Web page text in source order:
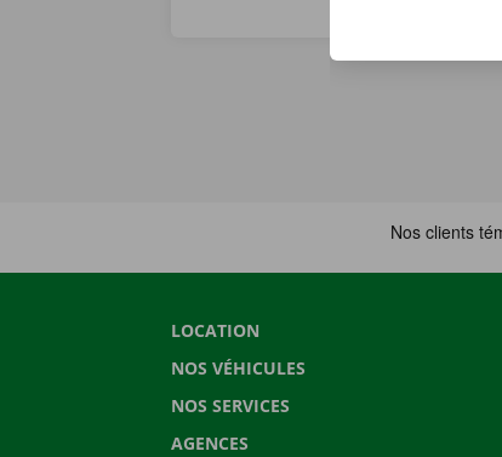
LOCATION
NOS VÉHICULES
NOS SERVICES
AGENCES